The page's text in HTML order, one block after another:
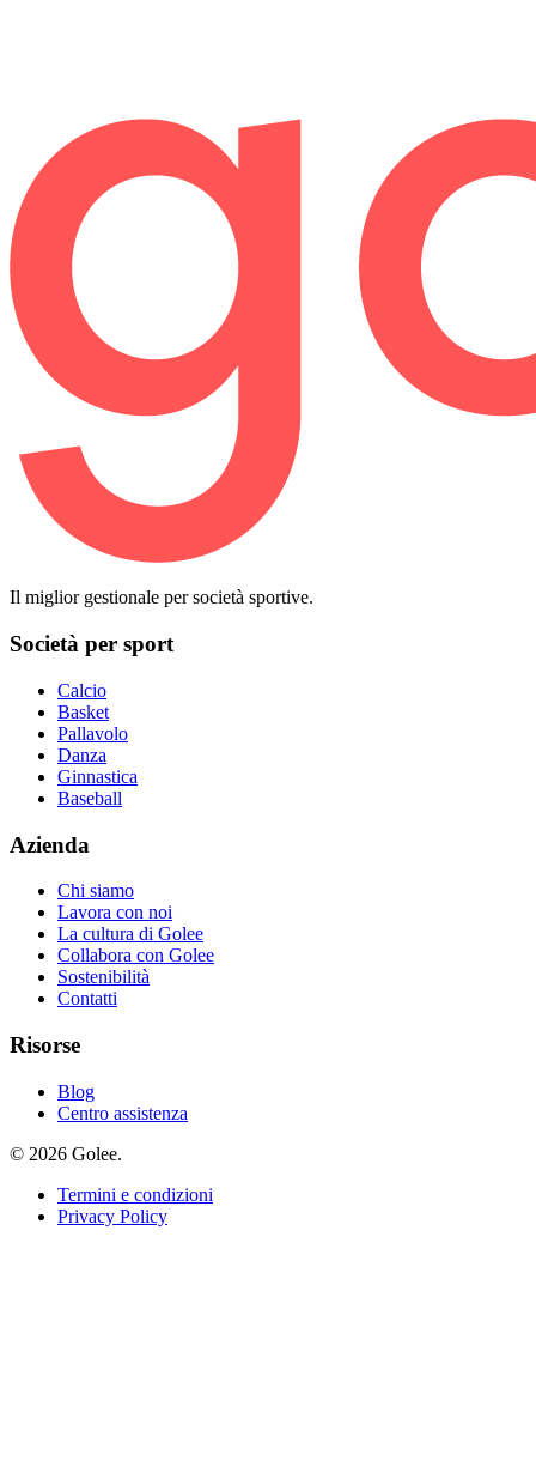
Il miglior gestionale per società sportive.
Società per sport
Calcio
Basket
Pallavolo
Danza
Ginnastica
Baseball
Azienda
Chi siamo
Lavora con noi
La cultura di Golee
Collabora con Golee
Sostenibilità
Contatti
Risorse
Blog
Centro assistenza
© 2026 Golee.
Termini e condizioni
Privacy Policy